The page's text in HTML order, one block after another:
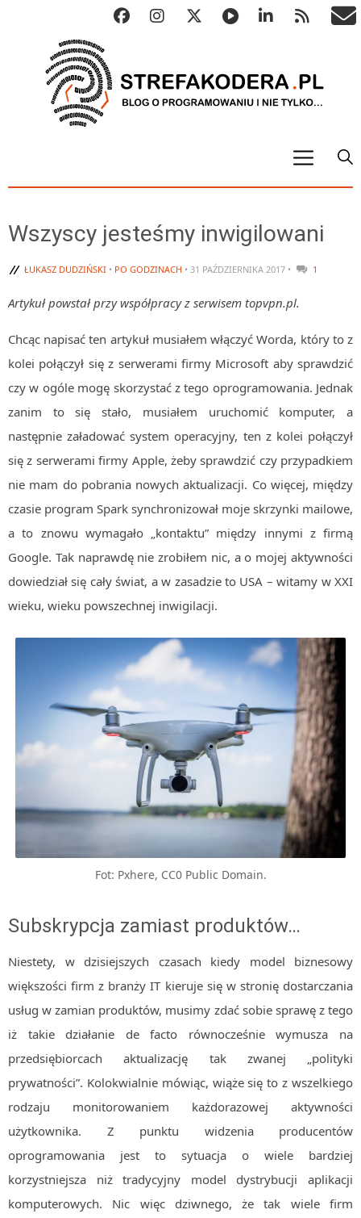
ALGO
Abstrakcyjne struktury danych
Metody numeryczne
Algorytmy sortowania
Algorytmy wyszukiwania
Inne
DEV
C++
Elementarz Java
Pascal
WEB
.htaccess
HTML 5
CSS 3
JavaScript
Django
MOBILE
Android
KONTROLA WERSJI
Git
SQL
MySQL
SIECI
BIZNES
PO GODZINACH
KONTAKT
Wszyscy jesteśmy inwigilowani
ŁUKASZ DUDZIŃSKI • PO GODZINACH • 31 PAŹDZIERNIKA 2017 • 1
Artykuł powstał przy współpracy z serwisem topvpn.pl.
Chcąc napisać ten artykuł musiałem włączyć Worda, który to z
kolei połączył się z serwerami firmy Microsoft aby sprawdzić
czy w ogóle mogę skorzystać z tego oprogramowania. Jednak
zanim to się stało, musiałem uruchomić komputer, a
następnie załadować system operacyjny, ten z kolei połączył
się z serwerami firmy Apple, żeby sprawdzić czy przypadkiem
nie mam do pobrania nowych aktualizacji. Co więcej, między
czasie program Spark synchronizował moje skrzynki mailowe,
a to znowu wymagało „kontaktu” między innymi z firmą
Google. Tak naprawdę nie zrobiłem nic, a o mojej aktywności
dowiedział się cały świat, a w zasadzie to USA – witamy w XXI
wieku, wieku powszechnej inwigilacji.
Fot: Pxhere, CC0 Public Domain.
Subskrypcja zamiast produktów…
Niestety, w dzisiejszych czasach kiedy model biznesowy
większości firm z branży IT kieruje się w stronię dostarczania
usług w zamian produktów, musimy zdać sobie sprawę z tego
iż takie działanie de facto równocześnie wymusza na
przedsiębiorcach aktualizację tak zwanej „polityki
prywatności”. Kolokwialnie mówiąc, wiąże się to z wszelkiego
rodzaju monitorowaniem każdorazowej aktywności
użytkownika. Z punktu widzenia producentów
oprogramowania jest to sytuacja o wiele bardziej
korzystniejsza niż tradycyjny model dystrybucji aplikacji
komputerowych. Nic więc dziwnego, że tak wiele firm